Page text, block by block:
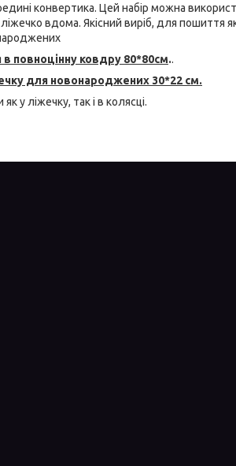
конвертика. Цей набір можна
вдома. Якісний виріб, для пошиття
повноцінну ковдру 80*80см..
для новонароджених 30*22 см.
у ліжечку, так і в колясці.